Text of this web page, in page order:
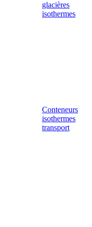
glacières
isothermes
Conteneurs
isothermes
transport